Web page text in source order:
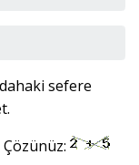
sefere
Çözünüz: